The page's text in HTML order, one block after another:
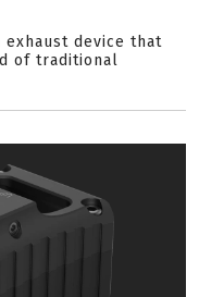
exhaust device that
of traditional